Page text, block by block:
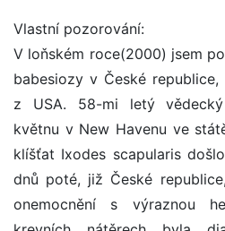
Vlastní pozorování:
V loňském roce(2000) jsem
babesiozy v České
z USA. 58-mi letý
květnu v New Havenu ve
klíšťat Ixodes scapularis
dnů poté, již České
onemocnění s výraznou